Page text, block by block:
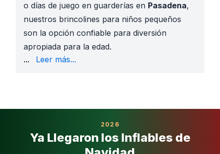
o días de juego en guarderías en Pasadena,
nuestros brincolines para niños pequeños
son la opción confiable para diversión
apropiada para la edad.
y The Heights
Preescolares y Guarderías
Eventos de la Iglesia: Las congregaciones en
... Leer más...
2026
Ya Llegaron los Inflables de